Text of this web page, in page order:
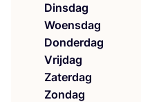
Dinsdag
Woensdag
Donderdag
Vrijdag
Zaterdag
Zondag